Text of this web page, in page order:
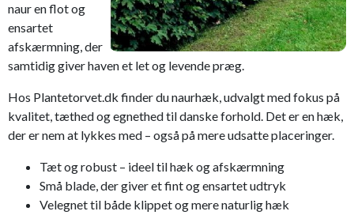
naur en flot og
ensartet
afskærmning, der
samtidig giver haven et let og levende præg.
Hos Plantetorvet.dk finder du naurhæk, udvalgt med fokus på
kvalitet, tæthed og egnethed til danske forhold. Det er en hæk,
der er nem at lykkes med – også på mere udsatte placeringer.
Tæt og robust – ideel til hæk og afskærmning
Små blade, der giver et fint og ensartet udtryk
Velegnet til både klippet og mere naturlig hæk